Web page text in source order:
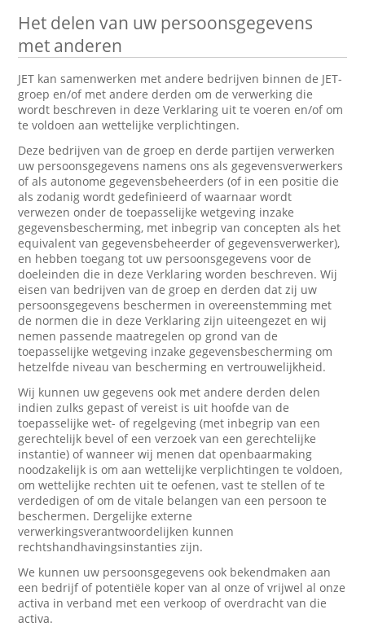
Het delen van uw persoonsgegevens
met anderen
JET kan samenwerken met andere bedrijven binnen de JET-
groep en/of met andere derden om de verwerking die
wordt beschreven in deze Verklaring uit te voeren en/of om
te voldoen aan wettelijke verplichtingen.
Deze bedrijven van de groep en derde partijen verwerken
uw persoonsgegevens namens ons als gegevensverwerkers
of als autonome gegevensbeheerders (of in een positie die
als zodanig wordt gedefinieerd of waarnaar wordt
verwezen onder de toepasselijke wetgeving inzake
gegevensbescherming, met inbegrip van concepten als het
equivalent van gegevensbeheerder of gegevensverwerker),
en hebben toegang tot uw persoonsgegevens voor de
doeleinden die in deze Verklaring worden beschreven. Wij
eisen van bedrijven van de groep en derden dat zij uw
persoonsgegevens beschermen in overeenstemming met
de normen die in deze Verklaring zijn uiteengezet en wij
nemen passende maatregelen op grond van de
toepasselijke wetgeving inzake gegevensbescherming om
hetzelfde niveau van bescherming en vertrouwelijkheid.
Wij kunnen uw gegevens ook met andere derden delen
indien zulks gepast of vereist is uit hoofde van de
toepasselijke wet- of regelgeving (met inbegrip van een
gerechtelijk bevel of een verzoek van een gerechtelijke
instantie) of wanneer wij menen dat openbaarmaking
noodzakelijk is om aan wettelijke verplichtingen te voldoen,
om wettelijke rechten uit te oefenen, vast te stellen of te
verdedigen of om de vitale belangen van een persoon te
beschermen. Dergelijke externe
verwerkingsverantwoordelijken kunnen
rechtshandhavingsinstanties zijn.
We kunnen uw persoonsgegevens ook bekendmaken aan
een bedrijf of potentiële koper van al onze of vrijwel al onze
activa in verband met een verkoop of overdracht van die
activa.